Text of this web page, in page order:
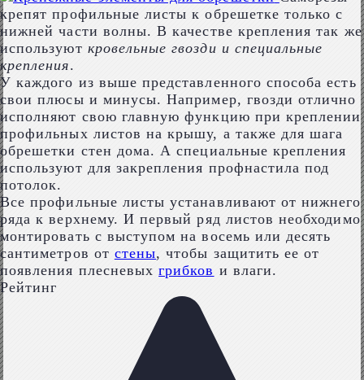
крепят профильные листы к обрешетке только с
нижней части волны. В качестве крепления так же
используют кровельные гвозди и специальные
крепления.
У каждого из выше представленного способа есть
свои плюсы и минусы. Например, гвозди отлично
исполняют свою главную функцию при креплении
профильных листов на крышу, а также для шага
обрешетки стен дома. А специальные крепления
используют для закрепления профнастила под
потолок.
Все профильные листы устанавливают от нижнего
ряда к верхнему. И первый ряд листов необходимо
монтировать с выступом на восемь или десять
сантиметров от стены, чтобы защитить ее от
появления плесневыхгрибков и влаги.
Рейтинг